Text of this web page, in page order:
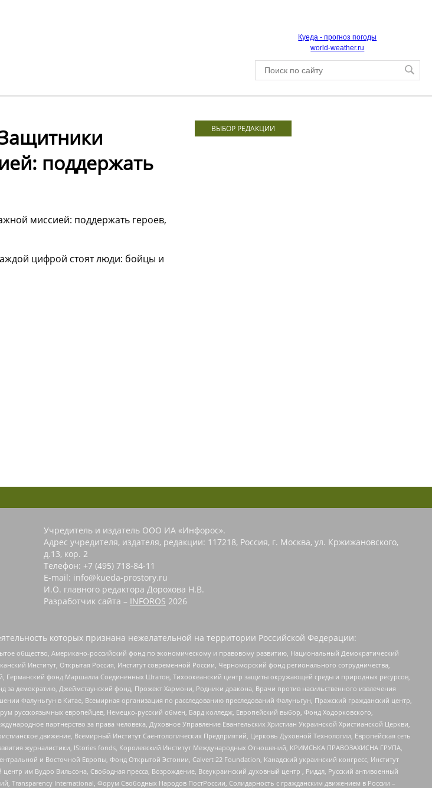
Куеда - прогноз погоды
world-weather.ru
поддержать
миссией: поддержать героев,
цифрой стоят люди: бойцы и
ВЫБОР РЕДАКЦИИ
Учредитель и издатель ООО ИА «Инфорос».
Адрес учредителя, издателя, редакции: 117218, Россия, г. Москва, ул. Кржижановского,
д.13, кор. 2
Телефон: +7 (495) 718-84-11
E-mail: info@kueda-prostory.ru
И.О. главного редактора Дорохова Н.В.
Разработчик сайта – INFOROS 2026
которых признана нежелательной на территории Российской Федерации:
общество, Американо-российский фонд по экономическому и правовому развитию, Национальный Демократический
Институт, Открытая Россия, Институт современной России, Черноморский фонд регионального сотрудничества,
фонд Маршалла Соединенных Штатов, Тихоокеанский центр защиты окружающей среды и природных ресурсов,
за демократию, Джеймстаунский фонд, Прожект Хармони, Родники дракона, Врачи против насильственного извлечения
Фалуньгун в Китае, Всемирная организация по расследованию преследований Фалуньгун, Пражский гражданский центр,
русскоязычных европейцев, Немецко-русский обмен, Бард колледж, Европейский выбор, Фонд Ходорковского,
партнерство за права человека, Духовное Управление Евангельских Христиан Украинской Христианской Церкви,
движение, Всемирный Институт Саентологических Предприятий, Церковь Духовной Технологии, Европейская сеть
журналистики, IStories fonds, Королевский Институт Международных Отношений, КРИМСЬКА ПРАВОЗАХИСНА ГРУПА,
и Восточной Европы, Фонд Открытой Эстонии, Calvert 22 Foundation, Канадский украинский конгресс, Институт
им Вудро Вильсона, Свободная пресса, Возрождение, Всеукраинский духовный центр , Риддл, Русский антивоенный
International, Форум Свободных Народов ПостРоссии, Солидарность с гражданским движением в России –